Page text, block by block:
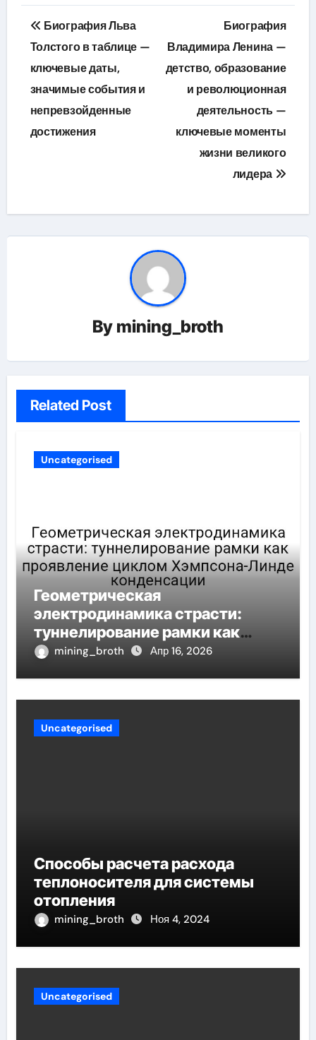
Навигация
по
записям
Биография Льва
Толстого в таблице —
ключевые даты,
значимые события и
непревзойденные
достижения
Биография
Владимира Ленина —
детство, образование
и революционная
деятельность —
ключевые моменты
жизни великого
лидера
By mining_broth
Related Post
Uncategorised
Геометрическая
электродинамика страсти:
туннелирование рамки как
проявление циклом Хэмпсона-
mining_broth Апр 16, 2026
Uncategorised
Способы расчета расхода
теплоносителя для системы
отопления
mining_broth Ноя 4, 2024
Uncategorised